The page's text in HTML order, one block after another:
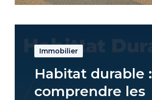
Immobilier
Habitat durable :
comprendre les